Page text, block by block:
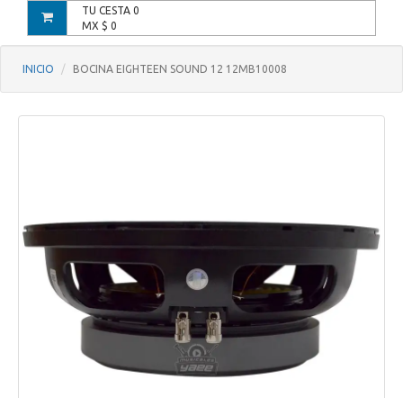
TU CESTA 0
MX $ 0
INICIO BOCINA EIGHTEEN SOUND 12 12MB10008